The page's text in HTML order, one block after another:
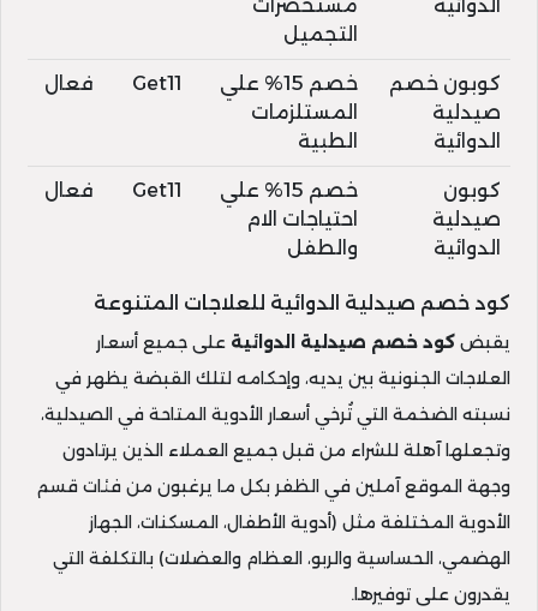
الدوائية
مستحضرات
التجميل
كوبون خصم
صيدلية
الدوائية
خصم 15% علي
المستلزمات
الطبية
Get11 فعال
كوبون
صيدلية
الدوائية
خصم 15% علي
احتياجات الام
والطفل
Get11 فعال
كود خصم صيدلية الدوائية للعلاجات المتنوعة
يقبض كود خصم صيدلية الدوائية على جميع أسعار
العلاجات الجنونية بين يديه، وإحكامه لتلك القبضة يظهر في
نسبته الضخمة التي تُرخي أسعار الأدوية المتاحة في الصيدلية،
وتجعلها آهلة للشراء من قبل جميع العملاء الذين يرتادون
وجهة الموقع آملين في الظفر بكل ما يرغبون من فئات قسم
الأدوية المختلفة مثل (أدوية الأطفال، المسكنات، الجهاز
الهضمي، الحساسية والربو، العظام والعضلات) بالتكلفة التي
يقدرون على توفيرها.